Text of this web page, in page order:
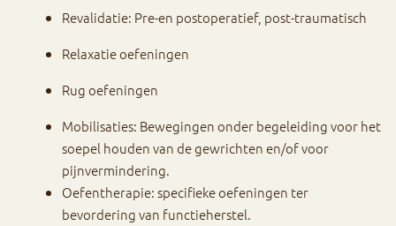
Revalidatie: Pre-en postoperatief, post-traumatisch
Relaxatie oefeningen
Rug oefeningen
Mobilisaties: Bewegingen onder begeleiding voor het
soepel houden van de gewrichten en/of voor
pijnvermindering.
Oefentherapie: specifieke oefeningen ter
bevordering van functieherstel.